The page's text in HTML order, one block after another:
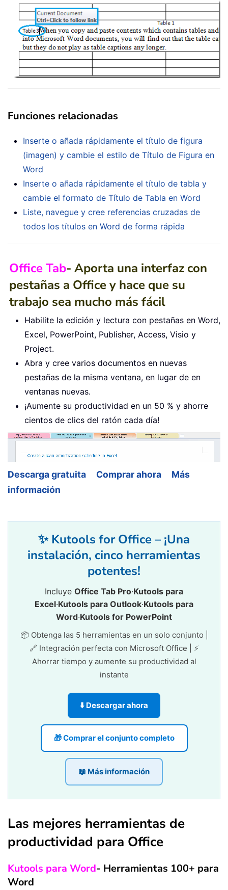
Funciones relacionadas
Inserte o añada rápidamente el título de figura
(imagen) y cambie el estilo de Título de Figura en
Word
Inserte o añada rápidamente el título de tabla y
cambie el formato de Título de Tabla en Word
Liste, navegue y cree referencias cruzadas de
todos los títulos en Word de forma rápida
Office Tab- Aporta una interfaz con
pestañas a Office y hace que su
trabajo sea mucho más fácil
Habilite la edición y lectura con pestañas en Word,
Excel, PowerPoint, Publisher, Access, Visio y
Project.
Abra y cree varios documentos en nuevas
pestañas de la misma ventana, en lugar de en
ventanas nuevas.
¡Aumente su productividad en un 50 % y ahorre
cientos de clics del ratón cada día!
Descarga gratuita Comprar ahora
Más
información
✨ Kutools for Office – ¡Una
instalación, cinco herramientas
potentes!
Incluye Office Tab Pro·Kutools para
Excel·Kutools para Outlook·Kutools para
Word·Kutools for PowerPoint
📦 Obtenga las 5 herramientas en un solo conjunto |
🔗 Integración perfecta con Microsoft Office | ⚡
Ahorrar tiempo y aumente su productividad al
instante
⬇️ Descargar ahora
🎁 Comprar el conjunto completo
📖 Más información
Las mejores herramientas de
productividad para Office
Kutools para Word- Herramientas 100+ para
Word